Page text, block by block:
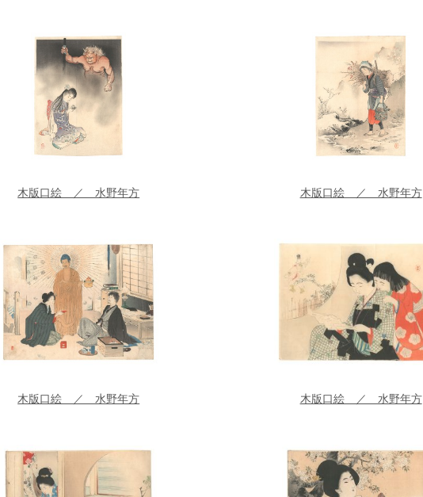
木版口絵 ／ 水野年方 木版口絵 ／ 水野年方
木版口絵 ／ 水野年方 木版口絵 ／ 水野年方